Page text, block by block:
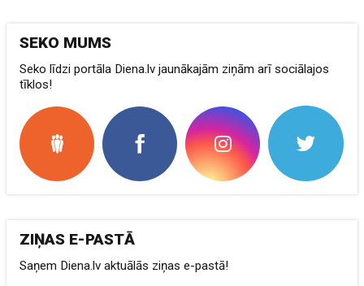
SEKO MUMS
Seko līdzi portāla Diena.lv jaunākajām ziņām arī sociālajos
tīklos!
ZIŅAS E-PASTĀ
Saņem Diena.lv aktuālās ziņas e-pastā!